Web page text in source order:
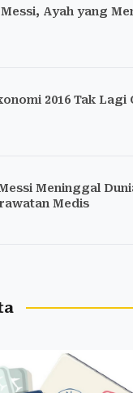
Ayah yang
2016 Tak Lagi
Meninggal
Medis